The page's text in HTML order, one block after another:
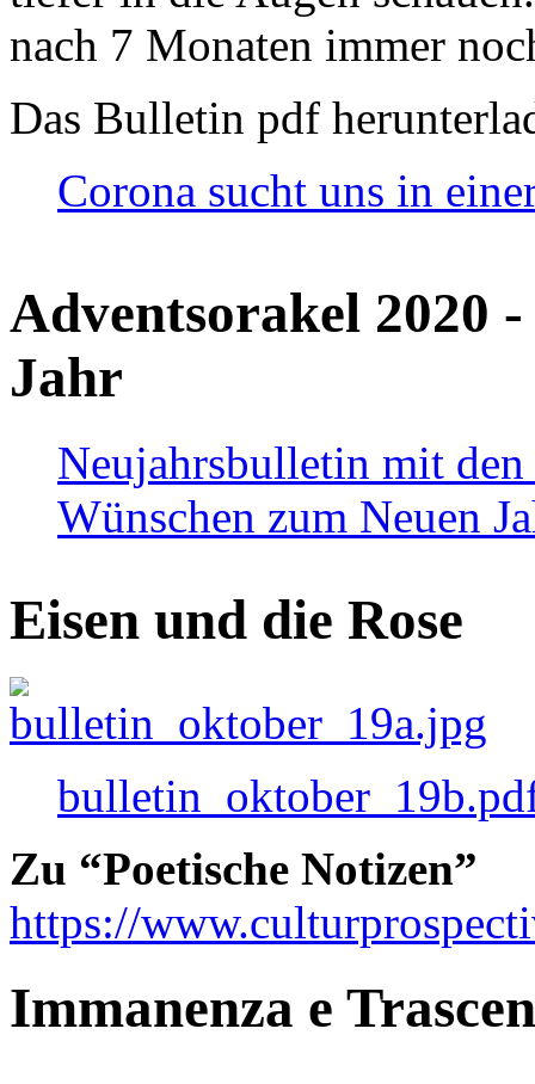
nach 7 Monaten immer
Das Bulletin pdf
Corona sucht uns in
Adventsorakel 2020
Jahr
Neujahrsbulletin mit den
Wünschen zum Neuen
Eisen und die Rose
Zu “Poetische Notizen”
https://
Immanenza e